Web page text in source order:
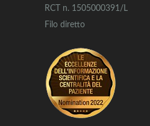
RCT n. 1505000391/L
Filo diretto